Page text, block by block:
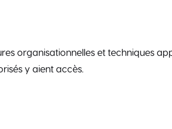
organisationnelles et techniques
y aient accès.